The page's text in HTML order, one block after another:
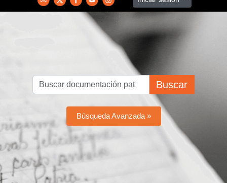
Buscar
Búsqueda Avanzada »